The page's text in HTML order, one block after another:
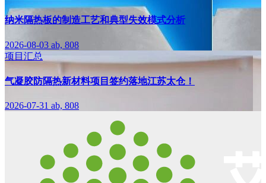
纳米隔热板的制造工艺和典型失效模式分析
2026-08-03 ab, 808
项目汇总
气凝胶防隔热新材料项目签约落地江苏太仓！
2026-07-31 ab, 808